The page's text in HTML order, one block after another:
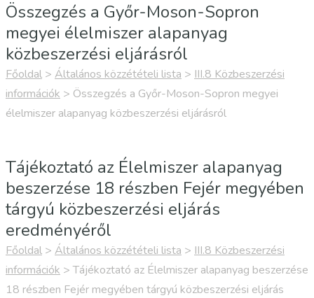
Összegzés a Győr-Moson-Sopron
megyei élelmiszer alapanyag
közbeszerzési eljárásról
Főoldal > Általános közzétételi lista > III.8 Közbeszerzési
információk > Összegzés a Győr-Moson-Sopron megyei
élelmiszer alapanyag közbeszerzési eljárásról
Tájékoztató az Élelmiszer alapanyag
beszerzése 18 részben Fejér megyében
tárgyú közbeszerzési eljárás
eredményéről
Főoldal > Általános közzétételi lista > III.8 Közbeszerzési
információk >Tájékoztató az Élelmiszer alapanyag beszerzése
18 részben Fejér megyében tárgyú közbeszerzési eljárás